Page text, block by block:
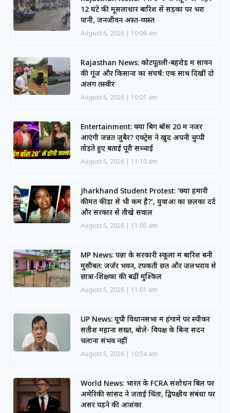
12 घंटे की मूसलाधार बारिश से सड़कों पर भरा
पानी, जनजीवन अस्त-व्यस्त
August 6, 2026 10:06 am
Rajasthan News: कोटपूतली-बहरोड़ में सावन
की गूंज और किसानों का संघर्ष: एक साथ दिखीं दो
अलग तस्वीरें
August 6, 2026 10:01 am
Entertainment: क्या बिग बॉस 20 में नजर
आएंगी जन्नत जुबैर? एक्ट्रेस ने खुद अपनी चुप्पी
तोड़ते हुए बताई पूरी सच्चाई
August 5, 2026 11:10 am
Jharkhand Student Protest: ‘क्या हमारी
कीमत कीड़ों से भी कम है?’, युवाओं का छलका दर्द
और सरकार से तीखे सवाल
August 5, 2026 11:05 am
MP News: पन्ना के सरकारी स्कूलों में बारिश बनी
मुसीबत: जर्जर भवन, टपकती छतें और जलभराव से
छात्रों-शिक्षकों की बढ़ीं मुश्किलें
August 5, 2026 11:01 am
UP News: यूपी विधानसभा में हंगामे पर स्पीकर
सतीश महाना सख्त, बोले- विपक्ष के बिना सदन
चलाना संभव नहीं
August 5, 2026 10:54 am
World News: भारत के FCRA संशोधन बिल पर
अमेरिकी सांसद ने जताई चिंता, द्विपक्षीय संबंधों पर
असर पड़ने की आशंका